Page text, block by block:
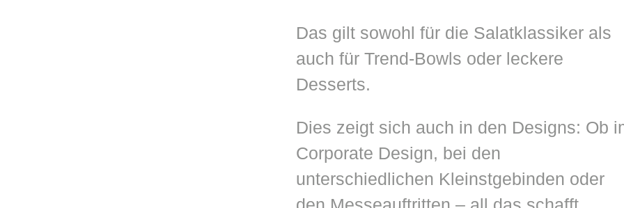
Das gilt sowohl für die Salatklassiker als
auch für Trend-Bowls oder leckere
Desserts.
Dies zeigt sich auch in den Designs: Ob
Corporate Design, bei den
unterschiedlichen Kleinstgebinden oder